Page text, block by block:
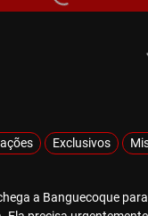
Exclusivos
a Banguecoque